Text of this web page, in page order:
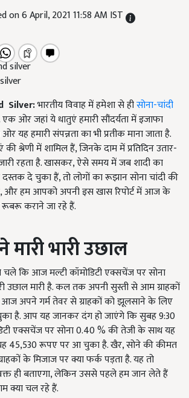
on 6 April, 2021 11:58 AM IST
Silver:भारतीय विवाह में हमेशा से हीसोना-चांदी
ओर जहां ये धातुएं हमारी सौंदर्यता में इजाफा
यह हमारी संपन्नता का भी प्रतीक माना जाता है.
की श्रेणी में शामिल हैं, जिनके दाम में प्रतिदिन उतार-
रहता है. खासकर, ऐसे समय में जब शादी का
दे चुका हैं, तो लोगों का रूझान सोना चांदी की
और हम आपको अपनी इस खास रिपोर्ट में आज के
कराने जा रहे हैं.
भारी उछाल
कि आज मल्टी कॉमोडिटी एक्सचेंज पर सोना
उछाल मारी है. कल तक अपनी सुस्ती से आम ग्राहकों
आज अपने गर्म तेवर से ग्राहकों को झूलसाने के लिए
है. आप यह जानकर दंग हो जाएंगे कि सुबह 9:30
एक्सचेंज पर सोना 0.40 % की तेजी के साथ यह
यह 45,530 रूपए पर आ चुका है. खैर, सोने की कीमत
के मिजाज पर क्या फर्क पड़ता है. यह तो
ही बताएगा, लेकिन उससे पहले हम जान लेते हैं
क्या चल रहे हैं.